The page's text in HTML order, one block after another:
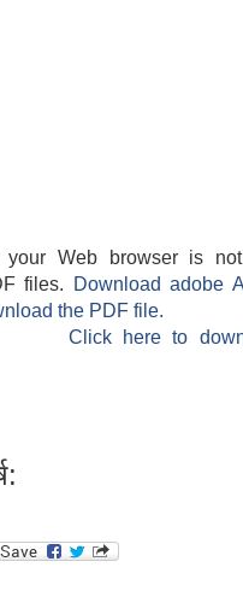
your Web browser is
files.
Download adobe
the PDF file.
Click here to